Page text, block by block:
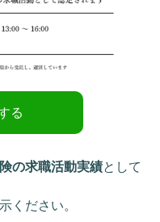
の求職活動実績として
ください。